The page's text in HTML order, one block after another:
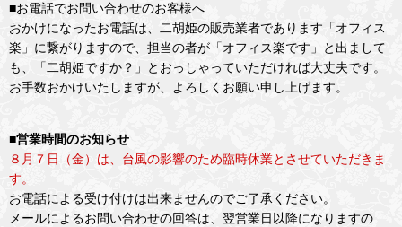
■お電話でお問い合わせのお客様へ
おかけになったお電話は、二胡姫の販売業者であります「オフィス
楽」に繋がりますので、担当の者が「オフィス楽です」と出まして
も、「二胡姫ですか？」とおっしゃっていただければ大丈夫です。
お手数おかけいたしますが、よろしくお願い申し上げます。
■営業時間のお知らせ
８月７日（金）は、台風の影響のため臨時休業とさせていただきま
す。
お電話による受け付けは出来ませんのでご了承ください。
メールによるお問い合わせの回答は、翌営業日以降になりますの